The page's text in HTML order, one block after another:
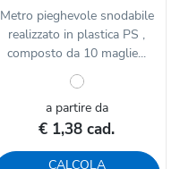
Metro pieghevole snodabile
realizzato in plastica PS ,
composto da 10 maglie...
a partire da
€ 1,38 cad.
CALCOLA